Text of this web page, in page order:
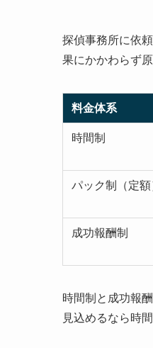
探偵事務所に依
果にかかわらず
料金体系
時間制
パック制（定額
成功報酬制
時間制と成功報
見込めるなら時